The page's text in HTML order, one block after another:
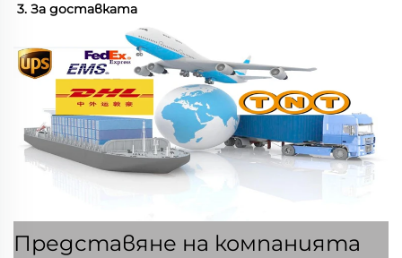
3. За доставката
Представяне на компанията